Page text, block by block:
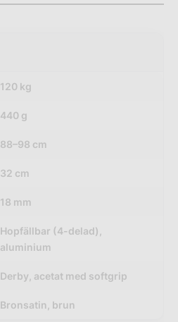
120 kg
440 g
88–98 cm
32 cm
18 mm
Hopfällbar (4-delad),
aluminium
Derby, acetat med softgrip
Bronsatin, brun